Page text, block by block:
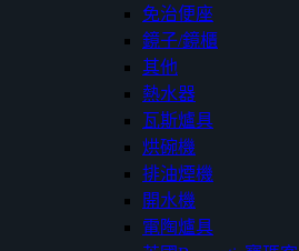
免治便座
鏡子/鏡櫃
其他
熱水器
瓦斯爐具
烘碗機
排油煙機
開水機
電陶爐具